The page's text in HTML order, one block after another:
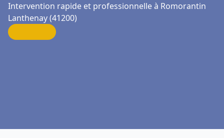
Intervention rapide et professionnelle à Romorantin
Lanthenay (41200)